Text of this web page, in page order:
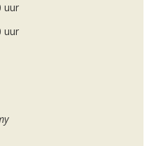
uur
uur